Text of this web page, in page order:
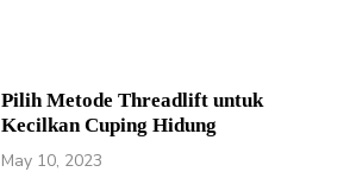
Pilih Metode Threadlift untuk
Kecilkan Cuping Hidung
May 10, 2023